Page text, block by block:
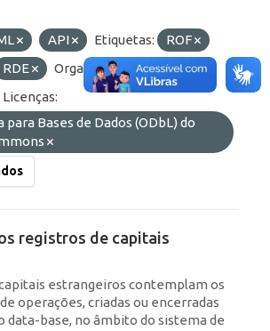
API Etiquetas:
ROF
RDE
Organizações:
Licenças:
para Bases de Dados (ODbL) do
registros de capitais
estrangeiros contemplam os
operações, criadas ou encerradas
data-base, no âmbito do sistema de